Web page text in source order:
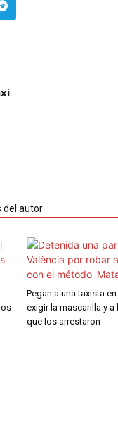
del autor
Pegan a una taxista
exigir la mascarilla y
que los arrestaron